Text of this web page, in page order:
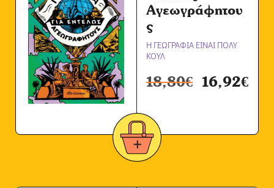
Αγεωγράφητου
ς
Η ΓΕΩΓΡΑΦΙΑ ΕΙΝΑΙ ΠΟΛΥ
ΚΟΥΛ
18,80€ 16,92€